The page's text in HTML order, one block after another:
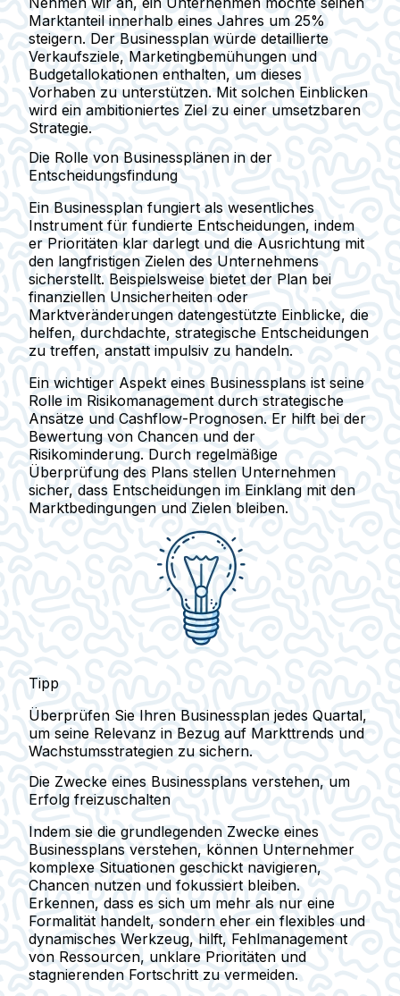
Marktanteil innerhalb eines Jahres um 25%
steigern. Der Businessplan würde detaillierte
Verkaufsziele, Marketingbemühungen und
Budgetallokationen enthalten, um dieses
Vorhaben zu unterstützen. Mit solchen Einblicken
wird ein ambitioniertes Ziel zu einer umsetzbaren
Strategie.
Die Rolle von Businessplänen in der
Entscheidungsfindung
Ein Businessplan fungiert als wesentliches
Instrument für fundierte Entscheidungen, indem
er Prioritäten klar darlegt und die Ausrichtung mit
den langfristigen Zielen des Unternehmens
sicherstellt. Beispielsweise bietet der Plan bei
finanziellen Unsicherheiten oder
Marktveränderungen datengestützte Einblicke, die
helfen, durchdachte, strategische Entscheidungen
zu treffen, anstatt impulsiv zu handeln.
Ein wichtiger Aspekt eines Businessplans ist seine
Rolle im Risikomanagement durch strategische
Ansätze und Cashflow-Prognosen. Er hilft bei der
Bewertung von Chancen und der
Risikominderung. Durch regelmäßige
Überprüfung des Plans stellen Unternehmen
sicher, dass Entscheidungen im Einklang mit den
Marktbedingungen und Zielen bleiben.
Tipp
Überprüfen Sie Ihren Businessplan jedes Quartal,
um seine Relevanz in Bezug auf Markttrends und
Wachstumsstrategien zu sichern.
Die Zwecke eines Businessplans verstehen, um
Erfolg freizuschalten
Indem sie die grundlegenden Zwecke eines
Businessplans verstehen, können Unternehmer
komplexe Situationen geschickt navigieren,
Chancen nutzen und fokussiert bleiben.
Erkennen, dass es sich um mehr als nur eine
Formalität handelt, sondern eher ein flexibles und
dynamisches Werkzeug, hilft, Fehlmanagement
von Ressourcen, unklare Prioritäten und
stagnierenden Fortschritt zu vermeiden.